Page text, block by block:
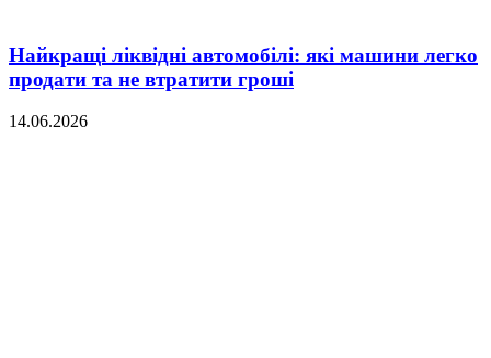
Найкращі ліквідні автомобілі: які машини легко
продати та не втратити гроші
14.06.2026